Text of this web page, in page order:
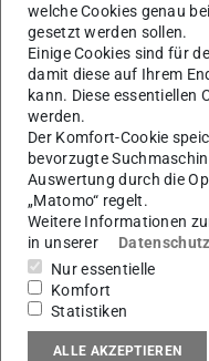
welche Cookies genau
gesetzt werden sollen.
Einige Cookies sind für
damit diese auf Ihrem
kann. Diese essentiellen
werden.
Der Komfort-Cookie
bevorzugte
Auswertung durch die
„Matomo“ regelt.
Weitere Informationen
in unserer
Nur essentielle
Komfort
Statistiken
ALLE AKZEPTIEREN